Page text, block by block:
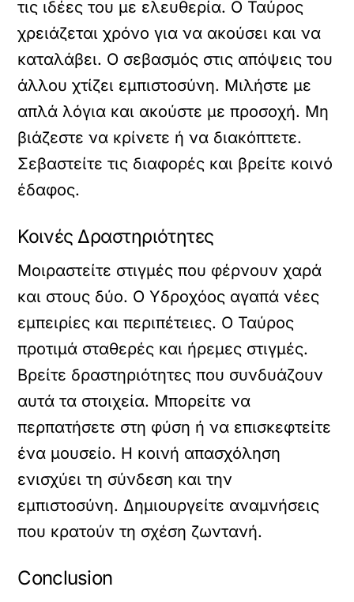
τις ιδέες του με ελευθερία. Ο Ταύρος
χρειάζεται χρόνο για να ακούσει και να
καταλάβει. Ο σεβασμός στις απόψεις του
άλλου χτίζει εμπιστοσύνη. Μιλήστε με
απλά λόγια και ακούστε με προσοχή. Μη
βιάζεστε να κρίνετε ή να διακόπτετε.
Σεβαστείτε τις διαφορές και βρείτε κοινό
έδαφος.
Κοινές Δραστηριότητες
Μοιραστείτε στιγμές που φέρνουν χαρά
και στους δύο. Ο Υδροχόος αγαπά νέες
εμπειρίες και περιπέτειες. Ο Ταύρος
προτιμά σταθερές και ήρεμες στιγμές.
Βρείτε δραστηριότητες που συνδυάζουν
αυτά τα στοιχεία. Μπορείτε να
περπατήσετε στη φύση ή να επισκεφτείτε
ένα μουσείο. Η κοινή απασχόληση
ενισχύει τη σύνδεση και την
εμπιστοσύνη. Δημιουργείτε αναμνήσεις
που κρατούν τη σχέση ζωντανή.
Conclusion